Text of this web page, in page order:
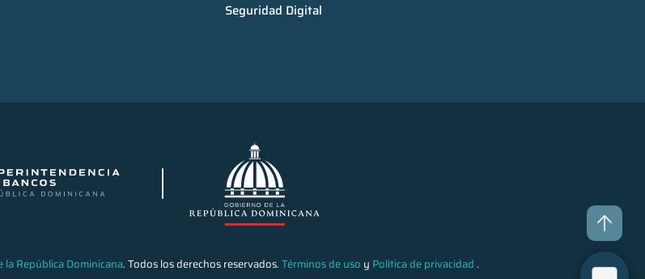
República Dominicana. Todos los derechos reservados.Términos de uso y Política de privacidad.
Seguridad Digital